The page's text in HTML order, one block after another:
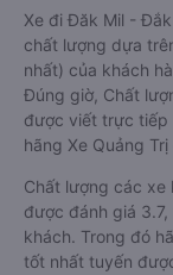
Xe đi Đăk Mil -
chất lượng dựa
nhất) của khách
Đúng giờ, Chất
được viết trực tiếp
hãng Xe Quảng
Chất lượng các
được đánh giá
khách. Trong đó
tốt nhất tuyến